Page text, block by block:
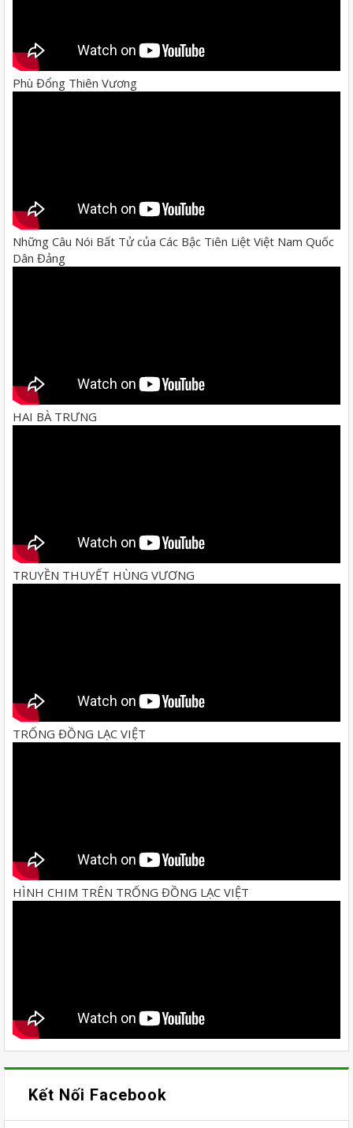
Phù Đổng Thiên Vương
Những Câu Nói Bất Tử của Các Bậc Tiên Liệt Việt Nam Quốc
Dân Đảng
HAI BÀ TRƯNG
TRUYỀN THUYẾT HÙNG VƯƠNG
TRỐNG ĐỒNG LẠC VIỆT
HÌNH CHIM TRÊN TRỐNG ĐỒNG LẠC VIỆT
Kết Nối Facebook